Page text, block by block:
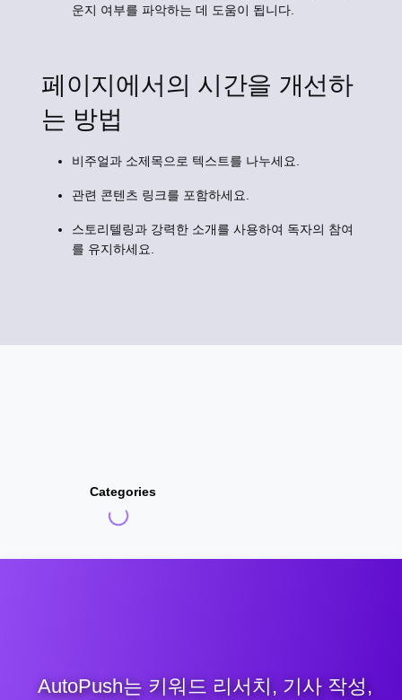
운지 여부를 파악하는 데 도움이 됩니다.
페이지에서의 시간을 개선하
는 방법
비주얼과 소제목으로 텍스트를 나누세요.
관련 콘텐츠 링크를 포함하세요.
스토리텔링과 강력한 소개를 사용하여 독자의 참여
를 유지하세요.
Categories
AutoPush는 키워드 리서치, 기사 작성,